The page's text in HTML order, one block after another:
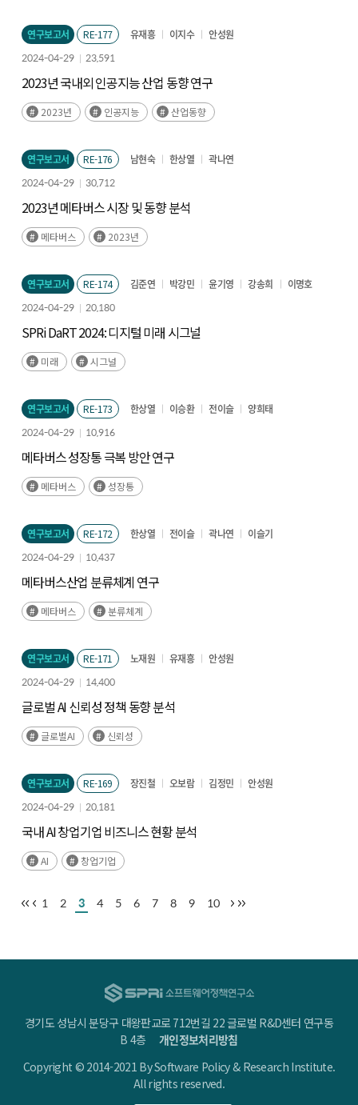
연구보고서 RE-177 유재흥 이지수
안성원
2024-04-29
23,591
2023년 국내외 인공지능 산업 동향 연구
2023년 인공지능 산업동향
연구보고서 RE-176 남현숙 한상열
곽나연
2024-04-29
30,712
2023년 메타버스 시장 및 동향 분석
메타버스 2023년
연구보고서 RE-174 김준연 박강민 윤기영 강송희
이명호
2024-04-29
20,180
SPRi DaRT 2024: 디지털 미래 시그널
미래 시그널
연구보고서 RE-173 한상열 이승환 전이슬
양희태
2024-04-29
10,916
메타버스 성장통 극복 방안 연구
메타버스 성장통
연구보고서 RE-172 한상열 전이슬 곽나연
이슬기
2024-04-29
10,437
메타버스산업 분류체계 연구
메타버스 분류체계
연구보고서 RE-171 노재원 유재흥
안성원
2024-04-29
14,400
글로벌 AI 신뢰성 정책 동향 분석
글로벌AI 신뢰성
연구보고서 RE-169 장진철 오보람 김정민
안성원
2024-04-29
20,181
국내 AI 창업기업 비즈니스 현황 분석
AI 창업기업
1 2 3 4 5 6 7 8 9 10
경기도 성남시 분당구 대왕판교로 712번길 22 글로벌 R&D센터 연구동
B 4층개인정보처리방침
Copyright © 2014-2021 By Software Policy & Research Institute.
All rights reserved.